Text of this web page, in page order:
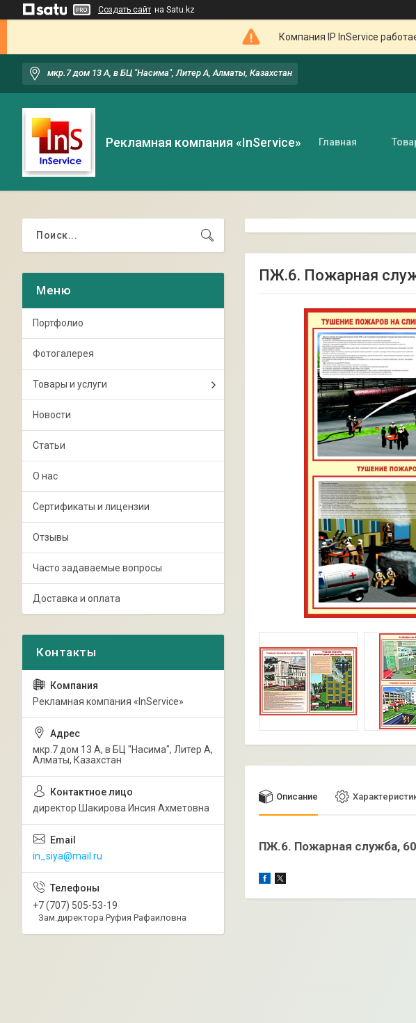
Создать сайт на Satu.kz
Компания IP InService
мкр.7 дом 13 А, в БЦ "Насима", Литер А, Алматы, Казахстан
Рекламная компания «InService» Главная
ПЖ.6. Пожарная
Описание
ПЖ.6. Пожарная служба,
Портфолио
Фотогалерея
Товары и услуги
Новости
Статьи
О нас
Сертификаты и лицензии
Отзывы
Часто задаваемые вопросы
Доставка и оплата
Рекламная компания «InService»
мкр.7 дом 13 А, в БЦ "Насима", Литер А,
Алматы, Казахстан
директор Шакирова Инсия Ахметовна
in_siya@mail.ru
+7 (707) 505-53-19
Зам.директора Руфия Рафаиловна